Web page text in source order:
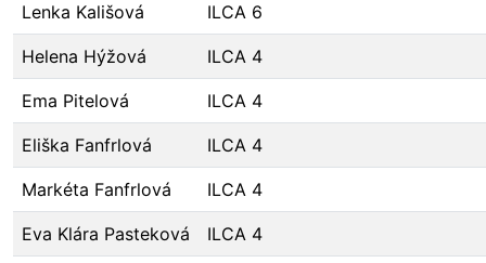
Lenka Kališová ILCA 6
Helena Hýžová ILCA 4
Ema Pitelová ILCA 4
Eliška Fanfrlová ILCA 4
Markéta Fanfrlová ILCA 4
Eva Klára Pasteková ILCA 4